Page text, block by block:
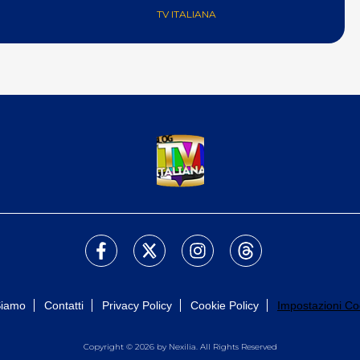
TV ITALIANA
Contatti Privacy Policy Cookie Policy Impostazioni
Copyright © 2026 by Nexilia. All Rights Reserved